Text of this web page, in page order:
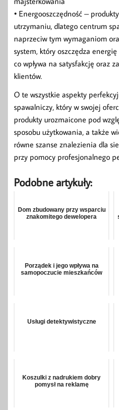
• Energooszczędność –
utrzymaniu, dlatego centrum
naprzeciw tym wymaganiom
system, który oszczędza
co wpływa na satysfakcję oraz
klientów.
O te wszystkie aspekty
spawalniczy, który w swojej
produkty urozmaicone pod
sposobu użytkowania, a także
równe szanse znalezienia dla
przy pomocy profesjonalnego
Podobne artykuły:
Dom zbudowany przy wsparciu
znakomitego dewelopera
Porządek i jego wpływa na
samopoczucie mieszkańców
Usługi detektywistyczne
Koszulki z nadrukiem dobry
pomysł na reklamę